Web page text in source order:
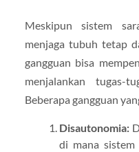
Meskipun sistem
menjaga tubuh tetap
gangguan bisa
menjalankan
Beberapa gangguan
Disautonomia:
di mana